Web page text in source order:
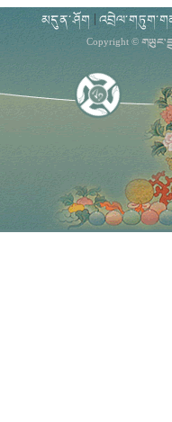
མདུན་ཤོག
Copyright ©